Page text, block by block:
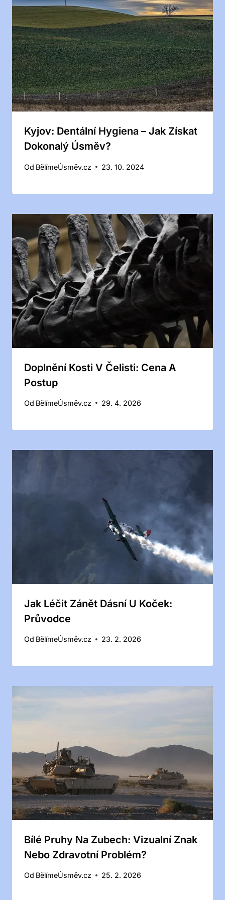
Kyjov: Dentální Hygiena – Jak Získat
Dokonalý Úsměv?
Od BělímeÚsměv.cz 23. 10. 2024
Doplnění Kosti V Čelisti: Cena A
Postup
Od BělímeÚsměv.cz 29. 4. 2026
Jak Léčit Zánět Dásní U Koček:
Průvodce
Od BělímeÚsměv.cz 23. 2. 2026
Bílé Pruhy Na Zubech: Vizualní Znak
Nebo Zdravotní Problém?
Od BělímeÚsměv.cz 25. 2. 2026